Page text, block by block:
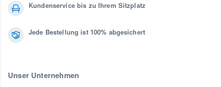
Kundenservice bis zu Ihrem Sitzplatz
Jede Bestellung ist 100% abgesichert
Unser Unternehmen